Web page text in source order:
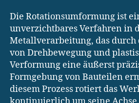
Die Rotationsumformung ist
unverzichtbares Verfahren in
Metallverarbeitung, das
von Drehbewegung und
Verformung eine äußerst
Formgebung von Bauteilen
diesem Prozess rotiert das